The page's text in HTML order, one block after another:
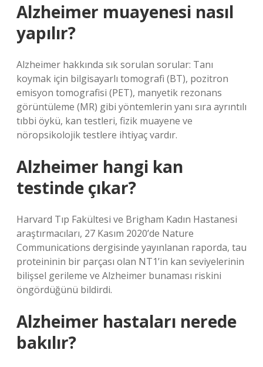
Alzheimer muayenesi nasıl
yapılır?
Alzheimer hakkında sık sorulan sorular: Tanı
koymak için bilgisayarlı tomografi (BT), pozitron
emisyon tomografisi (PET), manyetik rezonans
görüntüleme (MR) gibi yöntemlerin yanı sıra ayrıntılı
tıbbi öykü, kan testleri, fizik muayene ve
nöropsikolojik testlere ihtiyaç vardır.
Alzheimer hangi kan
testinde çıkar?
Harvard Tıp Fakültesi ve Brigham Kadın Hastanesi
araştırmacıları, 27 Kasım 2020’de Nature
Communications dergisinde yayınlanan raporda, tau
proteininin bir parçası olan NT1’in kan seviyelerinin
bilişsel gerileme ve Alzheimer bunaması riskini
öngördüğünü bildirdi.
Alzheimer hastaları nerede
bakılır?